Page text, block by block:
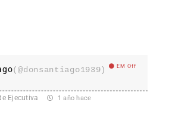
(@donsantiago1939) EM Off
Ejecutiva 1 año hace